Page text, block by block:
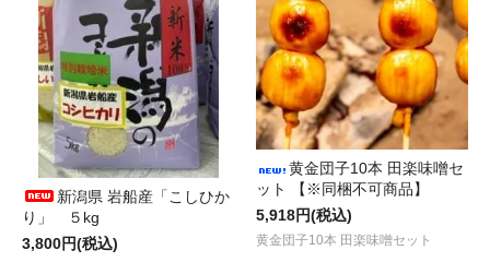
新潟県 岩船産「こしひか
り」 ５kg
3,800円(税込)
黄金団子10本 田楽味噌セ
ット 【※同梱不可商品】
5,918円(税込)
黄金団子10本 田楽味噌セット